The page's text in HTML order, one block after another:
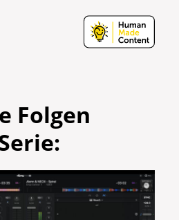
Folgen